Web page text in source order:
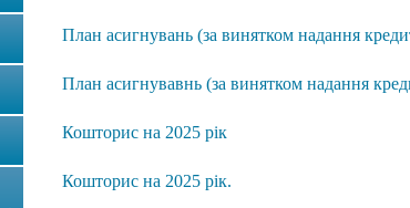
План асигнувань (за винятком надання
План асигнувавнь (за винятком надання
Кошторис на 2025 рік
Кошторис на 2025 рік.